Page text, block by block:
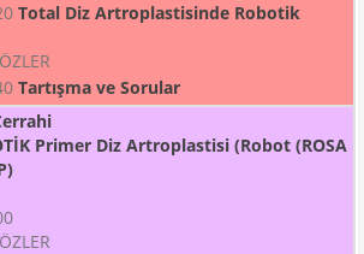
Total Diz Artroplastisinde Robotik
Tartışma ve Sorular
Primer Diz Artroplastisi (Robot (ROSA